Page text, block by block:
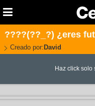
????(??_?) ¿eres
Creado por: David
Haz click solo